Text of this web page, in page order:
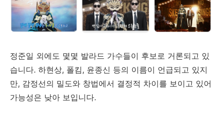
정준일 외에도 몇몇 발라드 가수들이 후보로 거론되고 있
습니다. 하현상, 폴킴, 윤종신 등의 이름이 언급되고 있지
만, 감정선의 밀도와 창법에서 결정적 차이를 보이고 있어
가능성은 낮아 보입니다.